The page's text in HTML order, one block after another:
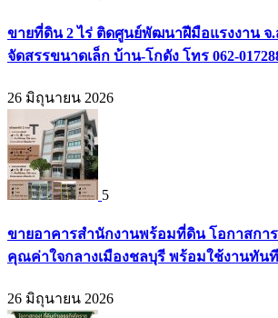
ขายที่ดิน 2 ไร่ ติดศูนย์พัฒนาฝีมือแรงงาน จ
จัดสรรขนาดเล็ก บ้าน-โกดัง โทร 062-
26 มิถุนายน 2026
5
ขายอาคารสำนักงานพร้อมที่ดิน โอกาสกา
คุณค่าใจกลางเมืองชลบุรี พร้อมใช้งานทันที
26 มิถุนายน 2026